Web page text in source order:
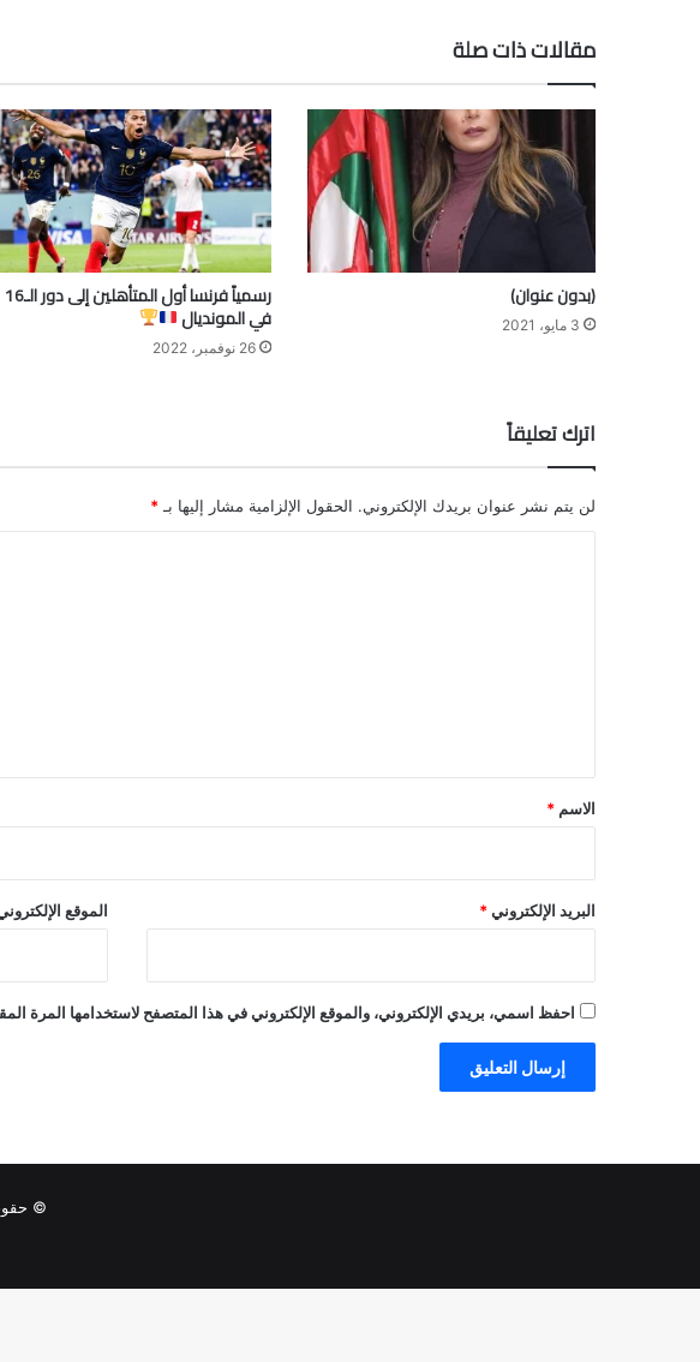
مقالات ذات صلة
(بدون عنوان)
3 مايو، 2021
رسمياً فرنسا أول المتأهلين إلى دور الـ16
في المونديال
26 نوفمبر، 2022
اترك تعليقاً
لن يتم نشر عنوان بريدك الإلكتروني. الحقول الإلزامية مشار إليها بـ *
*
الاسم *
البريد الإلكتروني * الموقع
احفظ اسمي، بريدي الإلكتروني، والموقع الإلكتروني في هذا المتصفح لاستخدامها المرة
© حقوق النشر